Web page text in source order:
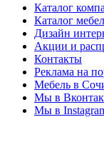
Каталог
Каталог
Дизайн
Акции и
Контакты
Реклама на
Мебель в
Мы в
Мы в